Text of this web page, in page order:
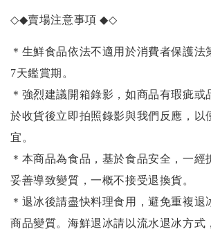
◇◆賣場注意事項◆◇
＊生鮮食品依法不適用於消費者保護法
7天鑑賞期。
＊強烈建議開箱錄影，如商品有瑕疵或
於收貨後立即拍照錄影與我們反應，以
宜。
＊本商品為食品，基於食品安全，一經
妥善導致變質，一概不接受退換貨。
＊退冰後請盡快料理食用，避免重複退
商品變質。海鮮退冰請以流水退冰方式